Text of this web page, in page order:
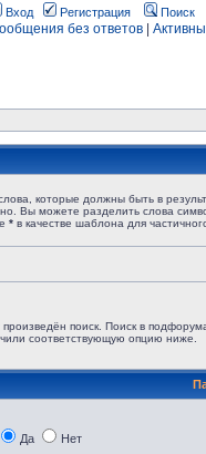
Вход Регистрация Поиск
без ответов
которые должны быть в
Вы можете разделить слова
* в качестве шаблона для
поиск. Поиск в
соответствующую опцию ниже.
Да Нет